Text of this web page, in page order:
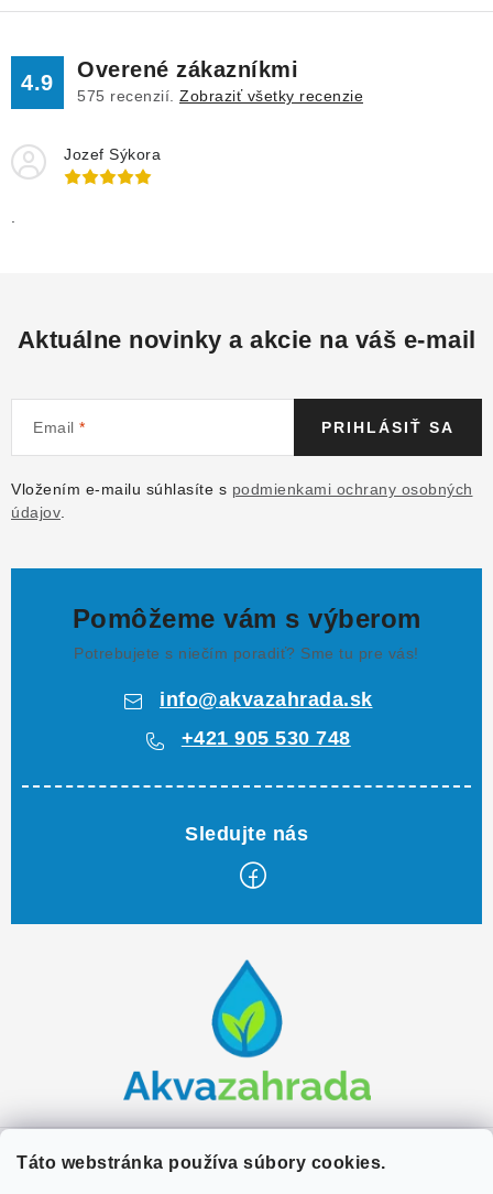
Táto webstránka používa súbory cookies.
4.9
Overené zákazníkmi
575 recenzií. Zobraziť všetky recenzie
Jozef Sýkora
Aktuálne novinky a akcie na váš e-mail
Email
Vložením e-mailu súhlasíte s podmienkami ochrany osobných
údajov
PRIHLÁSIŤ SA
Pomôžeme vám s výberom
Potrebujete s niečím poradiť? Sme tu pre vás!
info@akvazahrada.sk
+421 905 530 748
e
Zákaznícky servis